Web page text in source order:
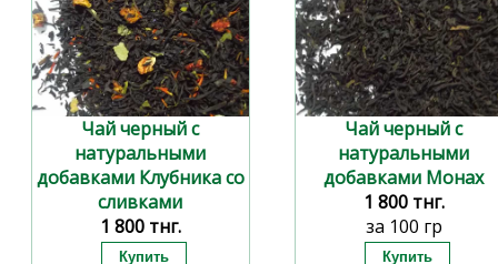
Чай черный с
натуральными
добавками Клубника со
сливками
1 800 тнг.
за 100 гр
Чай черный с
натуральными
добавками Монах
1 800 тнг.
за 100 гр